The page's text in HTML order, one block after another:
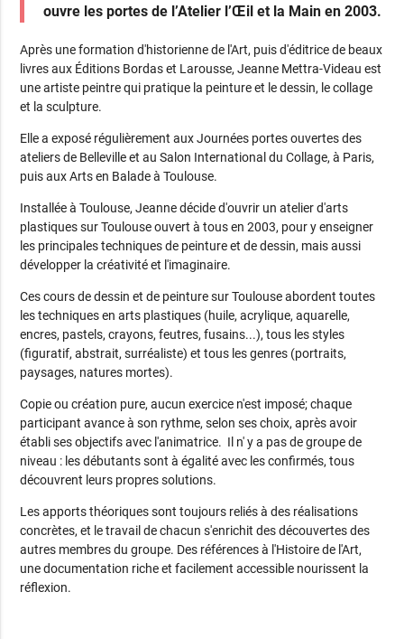
ouvre les portes de l’Atelier l’Œil et la Main en 2003.
Après une formation d'historienne de l'Art, puis d'éditrice de beaux
livres aux Éditions Bordas et Larousse, Jeanne Mettra-Videau est
une artiste peintre qui pratique la peinture et le dessin, le collage
et la sculpture.
Elle a exposé régulièrement aux Journées portes ouvertes des
ateliers de Belleville et au Salon International du Collage, à Paris,
puis aux Arts en Balade à Toulouse.
Installée à Toulouse, Jeanne décide d'ouvrir un atelier d'arts
plastiques sur Toulouse ouvert à tous en 2003, pour y enseigner
les principales techniques de peinture et de dessin, mais aussi
développer la créativité et l'imaginaire.
Ces cours de dessin et de peinture sur Toulouse abordent toutes
les techniques en arts plastiques (huile, acrylique, aquarelle,
encres, pastels, crayons, feutres, fusains...), tous les styles
(figuratif, abstrait, surréaliste) et tous les genres (portraits,
paysages, natures mortes).
Copie ou création pure, aucun exercice n'est imposé; chaque
participant avance à son rythme, selon ses choix, après avoir
établi ses objectifs avec l'animatrice. Il n' y a pas de groupe de
niveau : les débutants sont à égalité avec les confirmés, tous
découvrent leurs propres solutions.
Les apports théoriques sont toujours reliés à des réalisations
concrètes, et le travail de chacun s'enrichit des découvertes des
autres membres du groupe. Des références à l'Histoire de l'Art,
une documentation riche et facilement accessible nourissent la
réflexion.